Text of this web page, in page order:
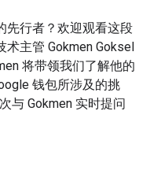
先行者？欢迎观看这段
主管 Gokmen Goksel
将带领我们了解他的
钱包所涉及的挑
与 Gokmen 实时提问